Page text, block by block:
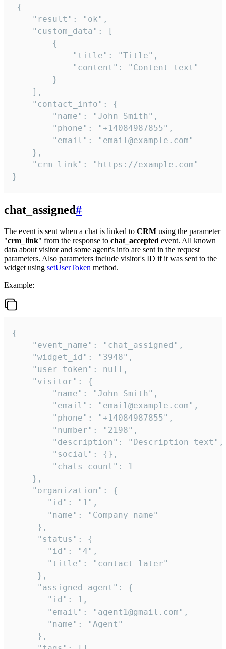
{
    "result": "ok",
    "custom_data": [
        {
            "title": "Title",
            "content": "Content text"
        }
    ],
    "contact_info": {
        "name": "John Smith",
        "phone": "+14084987855",
        "email": "email@example.com"
    },
    "crm_link": "https://example.com"
}
chat_assigned#
The event is sent when a chat is linked to CRM using the parameter
"crm_link" from the response to chat_accepted event. All known
data about visitor and some agent's info are sent in the request
parameters. Also parameters include visitor's ID if it was sent to the
widget using setUserToken method.
Example:
{
    "event_name": "chat_assigned",
    "widget_id": "3948",
    "user_token": null,
    "visitor": {
        "name": "John Smith",
        "email": "email@example.com",
        "phone": "+14084987855",
        "number": "2198",
        "description": "Description text",
        "social": {},
        "chats_count": 1
    },
    "organization": {
       "id": "1",
       "name": "Company name"
     },
     "status": {
       "id": "4",
       "title": "contact_later"
     },
     "assigned_agent": {
       "id": 1,
       "email": "agent1@gmail.com",
       "name": "Agent"
     },